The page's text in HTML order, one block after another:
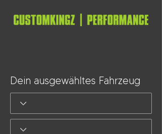
Dein ausgewähltes Fahrzeug